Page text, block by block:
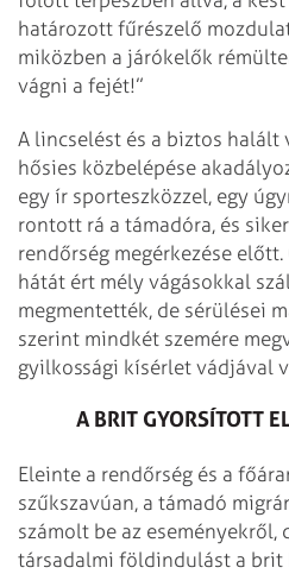
határozott fűrészelő
miközben a járókelők
vágni a fejét!”
A lincselést és a biztos halált
hősies közbelépése
egy ír sporteszközzel, egy
rontott rá a támadóra, és
rendőrség megérkezése
hátát ért mély vágásokkal
megmentették, de sérülései
szerint mindkét szemére
gyilkossági kísérlet vádjával
A BRIT GYORSÍTOTT
Eleinte a rendőrség és a
szűkszavúan, a támadó
számolt be az eseményekről,
társadalmi földindulást a